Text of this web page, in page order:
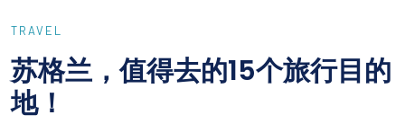
TRAVEL
苏格兰，值得去的15个旅行目的
地！